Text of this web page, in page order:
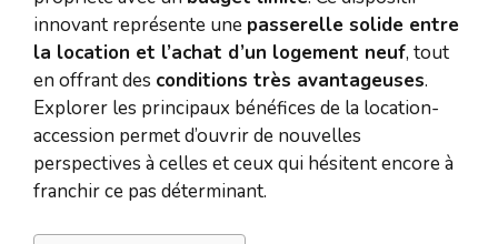
innovant représente une passerelle solide entre
la location et l’achat d’un logement neuf, tout
en offrant des conditions très avantageuses.
Explorer les principaux bénéfices de la location-
accession permet d’ouvrir de nouvelles
perspectives à celles et ceux qui hésitent encore à
franchir ce pas déterminant.